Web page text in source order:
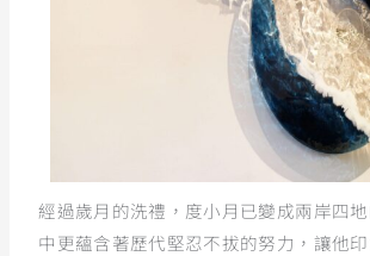
經過歲月的洗禮，度小月已變成兩岸四
中更蘊含著歷代堅忍不拔的努力，讓他